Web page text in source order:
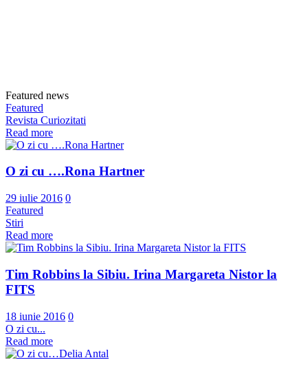
Featured news
Featured
Revista Curiozitati
Read more
O zi cu ….Rona Hartner
29 iulie 2016 0
Featured
Stiri
Read more
Tim Robbins la Sibiu. Irina Margareta Nistor la
FITS
18 iunie 2016 0
O zi cu...
Read more